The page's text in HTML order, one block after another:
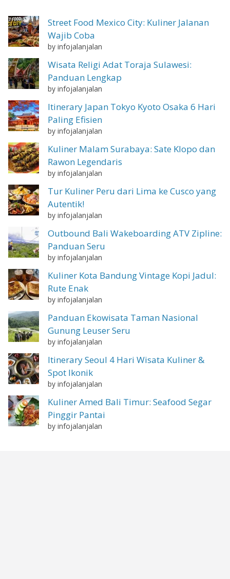
Street Food Mexico City: Kuliner Jalanan
Wajib Coba
by infojalanjalan
Wisata Religi Adat Toraja Sulawesi:
Panduan Lengkap
by infojalanjalan
Itinerary Japan Tokyo Kyoto Osaka 6 Hari
Paling Efisien
by infojalanjalan
Kuliner Malam Surabaya: Sate Klopo dan
Rawon Legendaris
by infojalanjalan
Tur Kuliner Peru dari Lima ke Cusco yang
Autentik!
by infojalanjalan
Outbound Bali Wakeboarding ATV Zipline:
Panduan Seru
by infojalanjalan
Kuliner Kota Bandung Vintage Kopi Jadul:
Rute Enak
by infojalanjalan
Panduan Ekowisata Taman Nasional
Gunung Leuser Seru
by infojalanjalan
Itinerary Seoul 4 Hari Wisata Kuliner &
Spot Ikonik
by infojalanjalan
Kuliner Amed Bali Timur: Seafood Segar
Pinggir Pantai
by infojalanjalan